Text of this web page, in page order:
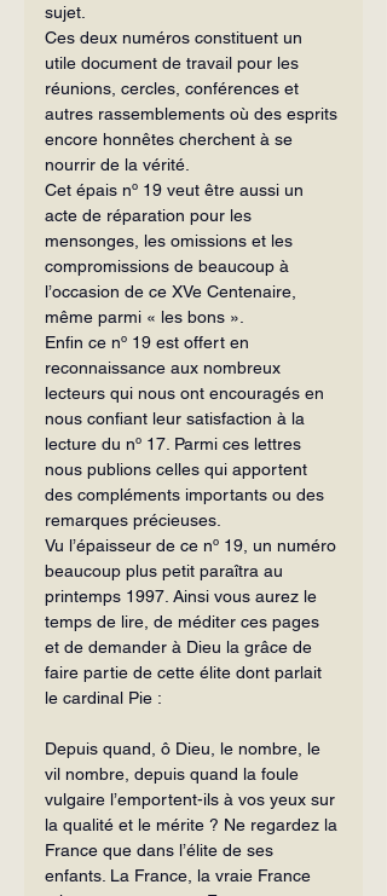
sujet.
Ces deux numéros constituent un
utile document de travail pour les
réunions, cercles, conférences et
autres rassemblements où des esprits
encore honnêtes cherchent à se
nourrir de la vérité.
Cet épais nº 19 veut être aussi un
acte de réparation pour les
mensonges, les omissions et les
compromissions de beaucoup à
l’occasion de ce XVe Centenaire,
même parmi « les bons ».
Enfin ce nº 19 est offert en
reconnaissance aux nombreux
lecteurs qui nous ont encouragés en
nous confiant leur satisfaction à la
lecture du nº 17. Parmi ces lettres
nous publions celles qui apportent
des compléments importants ou des
remarques précieuses.
Vu l’épaisseur de ce nº 19, un numéro
beaucoup plus petit paraîtra au
printemps 1997. Ainsi vous aurez le
temps de lire, de méditer ces pages
et de demander à Dieu la grâce de
faire partie de cette élite dont parlait
le cardinal Pie :
Depuis quand, ô Dieu, le nombre, le
vil nombre, depuis quand la foule
vulgaire l’emportent-ils à vos yeux sur
la qualité et le mérite ? Ne regardez la
France que dans l’élite de ses
enfants. La France, la vraie France